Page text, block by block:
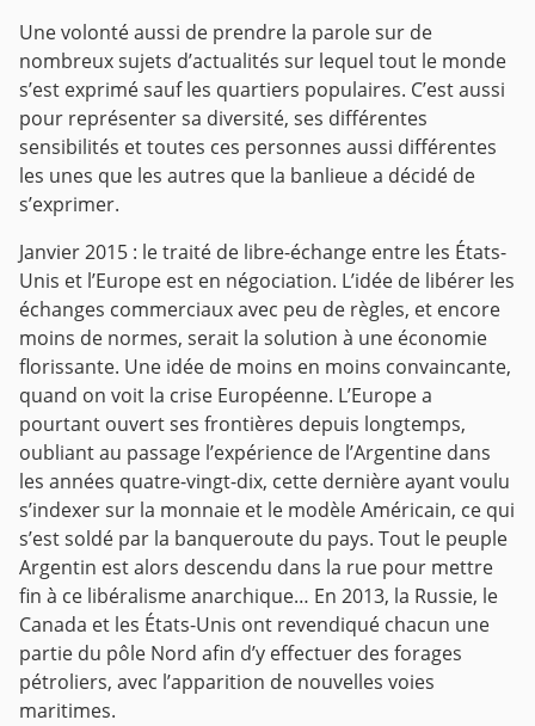
Une volonté aussi de prendre la parole sur de
nombreux sujets d’actualités sur lequel tout le monde
s’est exprimé sauf les quartiers populaires. C’est aussi
pour représenter sa diversité, ses différentes
sensibilités et toutes ces personnes aussi différentes
les unes que les autres que la banlieue a décidé de
s’exprimer.
Janvier 2015 : le traité de libre-échange entre les États-
Unis et l’Europe est en négociation. L’idée de libérer les
échanges commerciaux avec peu de règles, et encore
moins de normes, serait la solution à une économie
florissante. Une idée de moins en moins convaincante,
quand on voit la crise Européenne. L’Europe a
pourtant ouvert ses frontières depuis longtemps,
oubliant au passage l’expérience de l’Argentine dans
les années quatre-vingt-dix, cette dernière ayant voulu
s’indexer sur la monnaie et le modèle Américain, ce qui
s’est soldé par la banqueroute du pays. Tout le peuple
Argentin est alors descendu dans la rue pour mettre
fin à ce libéralisme anarchique… En 2013, la Russie, le
Canada et les États-Unis ont revendiqué chacun une
partie du pôle Nord afin d’y effectuer des forages
pétroliers, avec l’apparition de nouvelles voies
maritimes.